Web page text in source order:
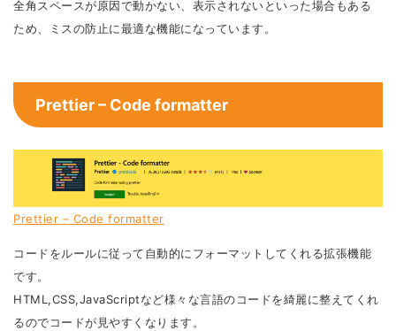
全角スペースが原因で動かない、表示されないといった場合もある
ため、ミスの防止に最適な機能になっています。
Prettier – Code formatter
Prettier – Code formatter
コードをルールに従って自動的にフォーマットしてくれる拡張機能
です。
HTML,CSS,JavaScriptなど様々な言語のコードを綺麗に整えてくれ
るのでコードが見やすくなります。